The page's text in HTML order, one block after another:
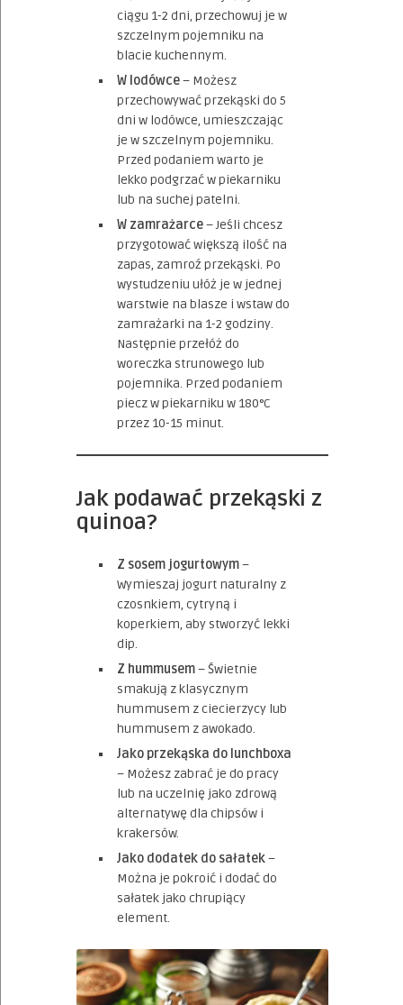
ciągu 1-2 dni, przechowuj je w
szczelnym pojemniku na
blacie kuchennym.
W lodówce– Możesz
przechowywać przekąski do 5
dni w lodówce, umieszczając
je w szczelnym pojemniku.
Przed podaniem warto je
lekko podgrzać w piekarniku
lub na suchej patelni.
W zamrażarce– Jeśli chcesz
przygotować większą ilość na
zapas, zamroź przekąski. Po
wystudzeniu ułóż je w jednej
warstwie na blasze i wstaw do
zamrażarki na 1-2 godziny.
Następnie przełóż do
woreczka strunowego lub
pojemnika. Przed podaniem
piecz w piekarniku w 180°C
przez 10-15 minut.
Jak podawać przekąski z
quinoa?
Z sosem jogurtowym–
Wymieszaj jogurt naturalny z
czosnkiem, cytryną i
koperkiem, aby stworzyć lekki
dip.
Z hummusem– Świetnie
smakują z klasycznym
hummusem z ciecierzycy lub
hummusem z awokado.
Jako przekąska do lunchboxa
– Możesz zabrać je do pracy
lub na uczelnię jako zdrową
alternatywę dla chipsów i
krakersów.
Jako dodatek do sałatek–
Można je pokroić i dodać do
sałatek jako chrupiący
element.